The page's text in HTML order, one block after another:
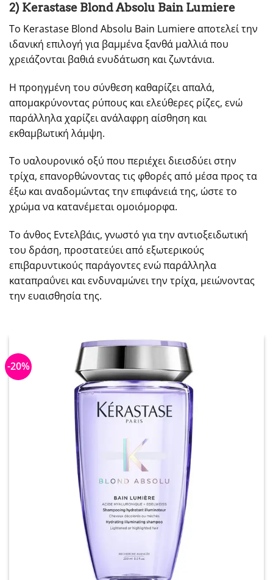
2) Kerastase Blond Absolu Bain Lumiere
Το Kerastase Blond Absolu Bain Lumiere αποτελεί την
ιδανική επιλογή για βαμμένα ξανθά μαλλιά που
χρειάζονται βαθιά ενυδάτωση και ζωντάνια.
Η προηγμένη του σύνθεση καθαρίζει απαλά,
απομακρύνοντας ρύπους και ελεύθερες ρίζες, ενώ
παράλληλα χαρίζει ανάλαφρη αίσθηση και
εκθαμβωτική λάμψη.
Το υαλουρονικό οξύ που περιέχει διεισδύει στην
τρίχα, επανορθώνοντας τις φθορές από μέσα προς τα
έξω και αναδομώντας την επιφάνειά της, ώστε το
χρώμα να κατανέμεται ομοιόμορφα.
Το άνθος Εντελβάις, γνωστό για την αντιοξειδωτική
του δράση, προστατεύει από εξωτερικούς
επιβαρυντικούς παράγοντες ενώ παράλληλα
καταπραΰνει και ενδυναμώνει την τρίχα, μειώνοντας
την ευαισθησία της.
-20%